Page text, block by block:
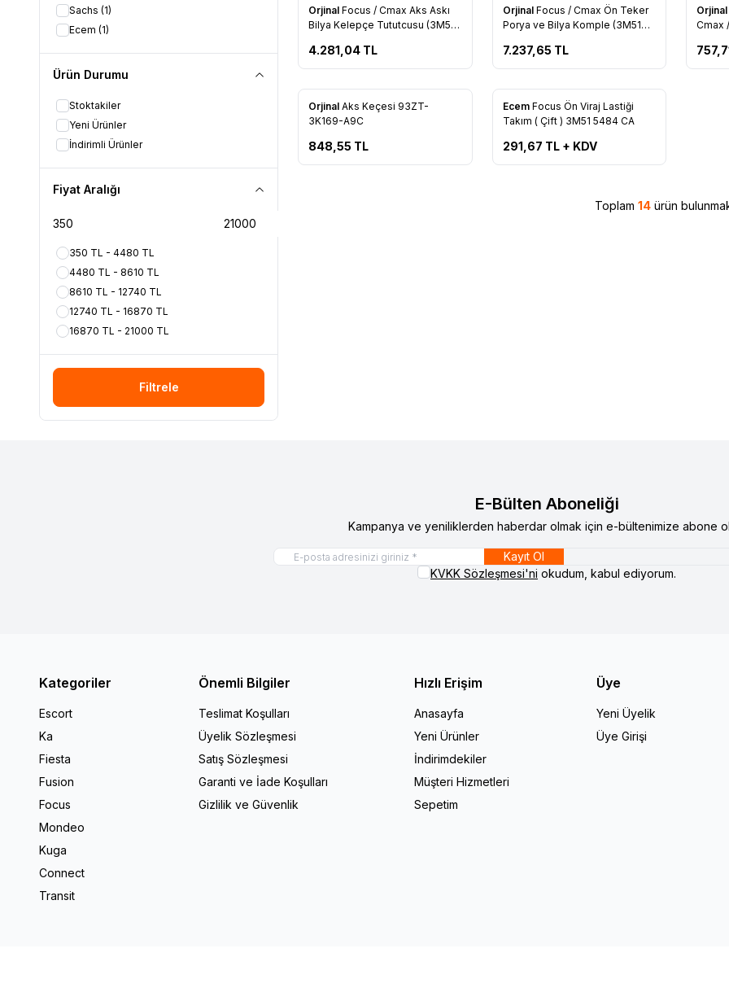
Sachs (1)
Ecem (1)
Ürün Durumu
Stoktakiler
Yeni Ürünler
İndirimli Ürünler
Fiyat Aralığı
350 TL - 4480 TL
4480 TL - 8610 TL
8610 TL - 12740 TL
12740 TL - 16870 TL
16870 TL - 21000 TL
Filtrele
Favorilere Ekle
Orjinal Focus / Cmax Aks Askı
Bilya Kelepçe Tututcusu (3M51
4.281,04 TL
Favorilere Ekle
Orjinal Focus / Cmax Ön Teker
Porya ve Bilya Komple (3M51
7.237,65 TL
Orjinal
Cmax
Askı
Favorilere Ekle
Orjinal Aks Keçesi 93ZT-
3K169-A9C
848,55 TL
Favorilere Ekle
Ecem Focus Ön Viraj Lastiği
Takım ( Çift ) 3M51 5484 CA
291,67 TL + KDV
Toplam 14 ürün
E-Bülten Aboneliği
Kampanya ve yeniliklerden haberdar olmak için e-bültenimize abone
Kayıt Ol
KVKK Sözleşmesi'ni okudum, kabul ediyorum.
Kategoriler
Escort
Ka
Fiesta
Fusion
Focus
Mondeo
Kuga
Connect
Transit
Önemli Bilgiler
Teslimat Koşulları
Üyelik Sözleşmesi
Satış Sözleşmesi
Garanti ve İade Koşulları
Gizlilik ve Güvenlik
Hızlı Erişim
Anasayfa
Yeni Ürünler
İndirimdekiler
Müşteri Hizmetleri
Sepetim
Üye
Yeni Üyelik
Üye Girişi